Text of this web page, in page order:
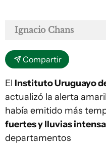
Ignacio Chans
Compartir
El Instituto Uruguayo
actualizó la alerta
había emitido más
fuertes y lluvias
departamentos